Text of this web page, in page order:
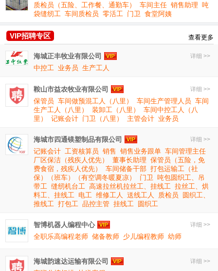
质检员（五险、工作餐、通勤车）
车间主任 销售助理 吨
袋缝纫工 车间质检员 零活工 门卫 食堂阿姨
查看更多
VIP招聘专区
详细 >>
海城正丰牧业有限公司
中控工 业务员 生产工人
详细 >>
鞍山市益农牧业有限公司
保管员 车间做预混工人（八里） 车间生产管理人员 车间
生产工人（八里）
装卸工（八里）
车间中控工人（八
里）
记账会计 门卫（八里） 主管会计 业务员
详细 >>
海城市四通镁塑制品有限公司
记账会计 工资核算员 销售 销售业务跟单 车间管理主任
厂区保洁（残疾人优先）
董事长助理 保管员（五险，免
费食宿，残疾人优先）
车间储备干部 打包运输工（社
保）（班车）（有空调冬暖夏凉）
门卫
吨包圆织工、吊
带工 缝纫机台工 高速拉丝机拉丝工、挂线工 拉丝工、烘
料工、挂线工
电工 维修工人 送线工人 质检员
圆织工、
推线工 打包工 品控主管 挂线工 圆织工
详细 >>
智博机器人编程中心
全职乐高编程老师 储备教师 少儿编程教师 幼师
详细 >>
海城韵速达运输有限公司